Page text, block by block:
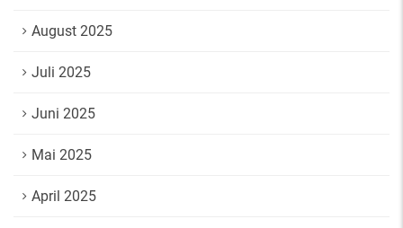
August 2025
Juli 2025
Juni 2025
Mai 2025
April 2025